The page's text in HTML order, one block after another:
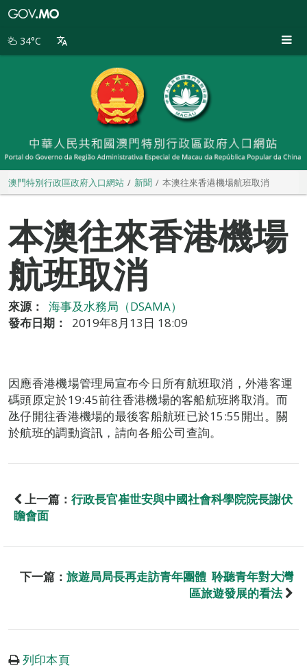
別
34°C
澳門特別行政區政府入口網站 新聞 本澳往來香港機場航班取消
本澳往來香港機場
航班取消
來源：
海事及水務局（DSAMA）
發布日期：
2019年8月13日 18:09
因應香港機場管理局宣布今日所有航班取消，外港客運
碼頭原定於19:45前往香港機場的客船航班將取消。而
氹仔開往香港機場的最後客船航班已於15:55開出。關
於航班的調動資訊，請向各船公司查詢。
上一篇： 行政長官崔世安與中國社會科學院院長謝伏
瞻會面
下一篇： 旅遊局局長再走訪青年團體 聆聽青年對大灣
區旅遊發展的看法
列印本頁